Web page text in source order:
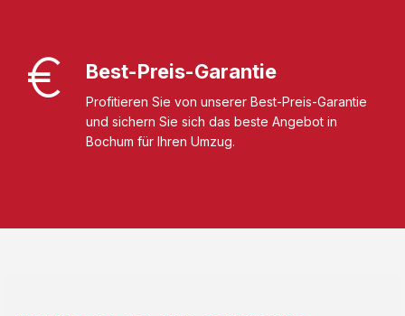
Best-Preis-Garantie
Profitieren Sie von unserer Best-Preis-Garantie
und sichern Sie sich das beste Angebot in
Bochum für Ihren Umzug.